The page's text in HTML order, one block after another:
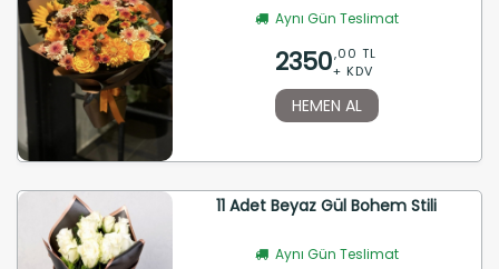
Aynı Gün Teslimat
2350,00 TL
+ KDV
HEMEN AL
11 Adet Beyaz Gül Bohem Stili
Aynı Gün Teslimat